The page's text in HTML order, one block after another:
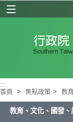
選單按鈕
:::
首頁 > 焦點政策 > 教
教育、文化、國發、